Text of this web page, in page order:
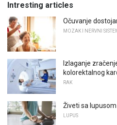
Intresting articles
Očuvanje
MOZAK I NERVNI
Izlaganje
kolorektalnog
RAK
Živeti sa
LUPUS